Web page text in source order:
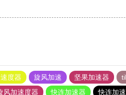
度器 旋风加速 坚果加速器
风加速度器 快连加速器 快连加